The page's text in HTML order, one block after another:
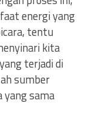
energi yang
tentu
kita
terjadi di
sumber
yang sama